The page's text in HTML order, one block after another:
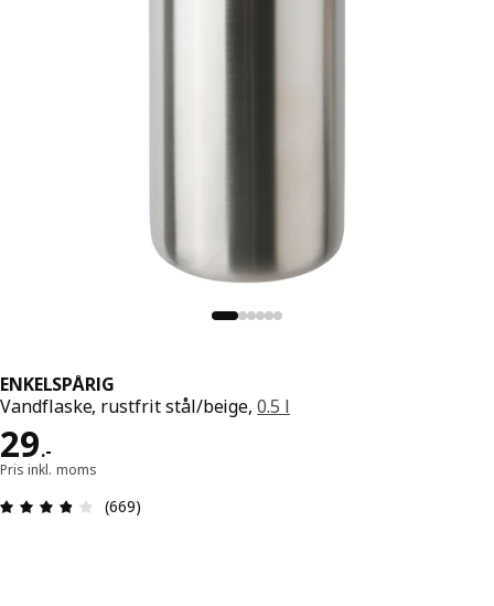
ENKELSPÅRIG
Vandflaske, rustfrit stål/beige,0.5 l
29.-
Pris 29.-
Pris inkl. moms
Anmeldelse: 3.8 Ud af 5 Stjerner. Anmeldelser i
(669)